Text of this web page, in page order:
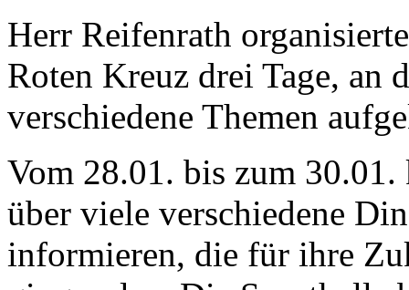
Herr Reifenrath
Roten Kreuz drei Tage, an
verschiedene Themen
Vom 28.01. bis zum
über viele verschiedene
informieren, die für ihre